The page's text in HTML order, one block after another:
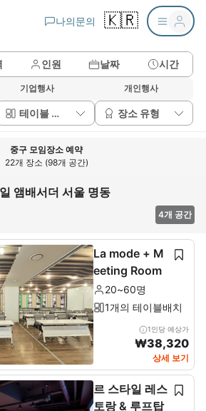
나의문의 🇰🇷
인원 날짜 시간
기업행사 개인행사
테이블 배치 장소 유형
중구 모임장소 예약
22개 장소 (98개 공간)
앰배서더 서울 명동
4개 공간
La mode + M
eeting Room
20~60명
1개의 테이블배치
1인당 예상가
₩38,320
상세 보기
르 스타일 레스
토랑 & 루프탑